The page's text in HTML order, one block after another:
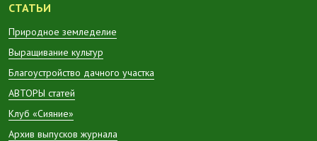
СТАТЬИ
Природное земледелие
Выращивание культур
Благоустройство дачного участка
АВТОРЫ статей
Клуб «Сияние»
Архив выпусков журнала